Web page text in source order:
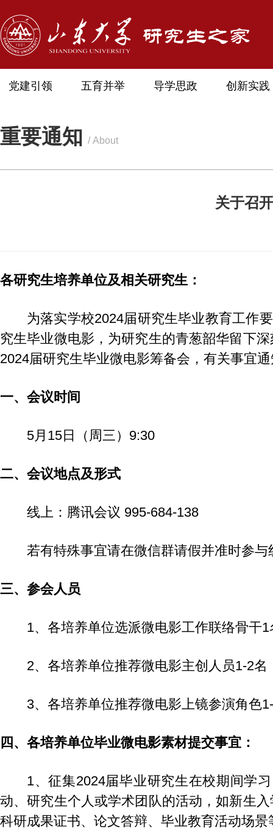
党建引领 五育并举 导学思政 创新实践
重要通知 / About
关于召
各研究生培养单位及相关研究生：
为落实学校2024届研究生毕业教育工作
究生毕业微电影，为研究生的青葱韶华留下
2024届研究生毕业微电影筹备会，有关事宜
一、会议时间
5月15日（周三）9:30
二、会议地点及形式
线上：腾讯会议 995-684-138
若有特殊事宜请在微信群请假并准时参
三、参会人员
1、各培养单位选派微电影工作联络骨干
2、各培养单位推荐微电影主创人员1-2名
3、各培养单位推荐微电影上镜参演角色
四、各培养单位毕业微电影素材提交事宜：
1、征集2024届毕业研究生在校期间学
动、研究生个人或学术团队的活动，如新生
科研成果证书、论文答辩、毕业教育活动场景